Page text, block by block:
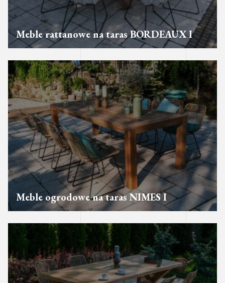
Meble rattanowe na taras BORDEAUX I
Meble ogrodowe na taras NIMES I